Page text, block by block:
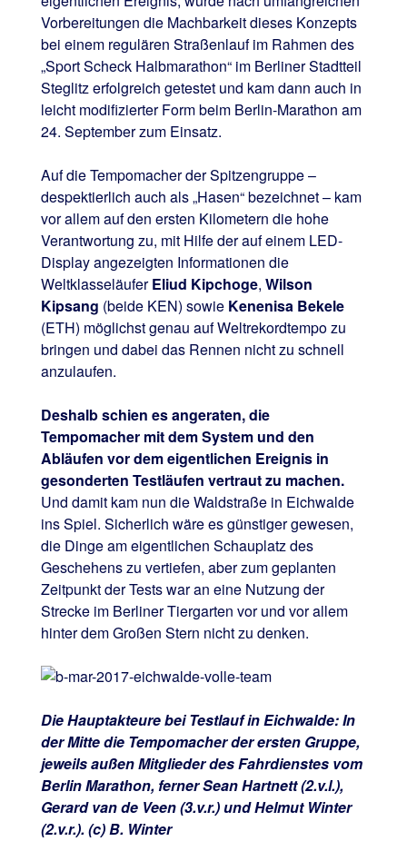
Vorbereitungen die Machbarkeit dieses Konzepts
bei einem regulären Straßenlauf im Rahmen des
„Sport Scheck Halbmarathon“ im Berliner Stadtteil
Steglitz erfolgreich getestet und kam dann auch in
leicht modifizierter Form beim Berlin-Marathon am
24. September zum Einsatz.
Auf die Tempomacher der Spitzengruppe –
despektierlich auch als „Hasen“ bezeichnet – kam
vor allem auf den ersten Kilometern die hohe
Verantwortung zu, mit Hilfe der auf einem LED-
Display angezeigten Informationen die
WeltklasseläuferEliud Kipchoge, Wilson
Kipsang (beide KEN) sowie Kenenisa Bekele
(ETH) möglichst genau auf Weltrekordtempo zu
bringen und dabei das Rennen nicht zu schnell
anzulaufen.
Deshalb schien es angeraten, die
Tempomacher mit dem System und den
Abläufen vor dem eigentlichen Ereignis in
gesonderten Testläufen vertraut zu machen.
Und damit kam nun die Waldstraße in Eichwalde
ins Spiel. Sicherlich wäre es günstiger gewesen,
die Dinge am eigentlichen Schauplatz des
Geschehens zu vertiefen, aber zum geplanten
Zeitpunkt der Tests war an eine Nutzung der
Strecke im Berliner Tiergarten vor und vor allem
hinter dem Großen Stern nicht zu denken.
Die Hauptakteure bei Testlauf in Eichwalde: In
der Mitte die Tempomacher der ersten Gruppe,
jeweils außen Mitglieder des Fahrdienstes vom
Berlin Marathon, ferner Sean Hartnett (2.v.l.),
Gerard van de Veen (3.v.r.) und Helmut Winter
(2.v.r.). (c) B. Winter